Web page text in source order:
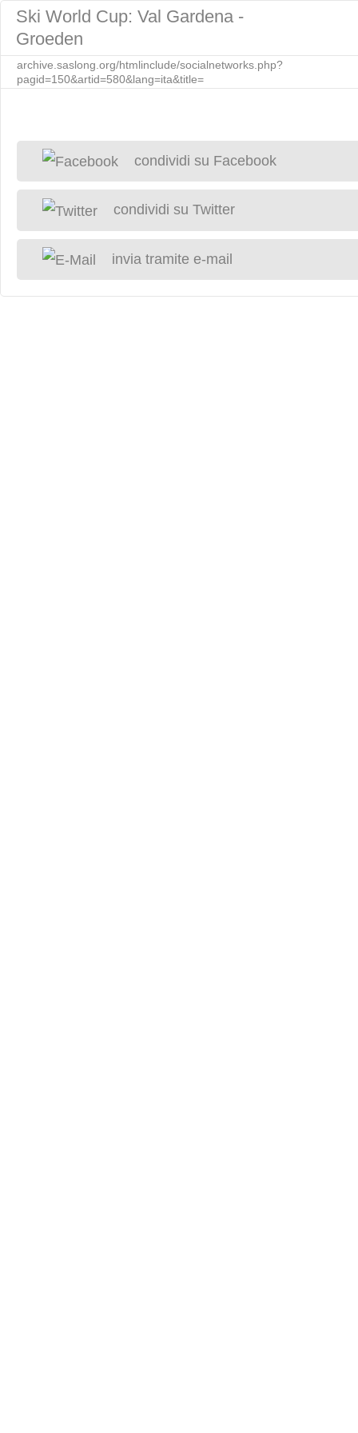
Ski World Cup: Val Gardena -
Groeden
archive.saslong.org/htmlinclude/socialnetworks.php?
pagid=150&artid=580&lang=ita&title=
condividi su Facebook
condividi su Twitter
invia tramite e-mail